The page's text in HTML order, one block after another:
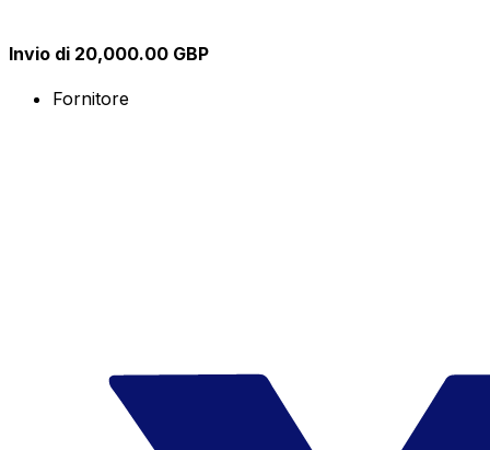
Invio di 20,000.00 GBP
Fornitore